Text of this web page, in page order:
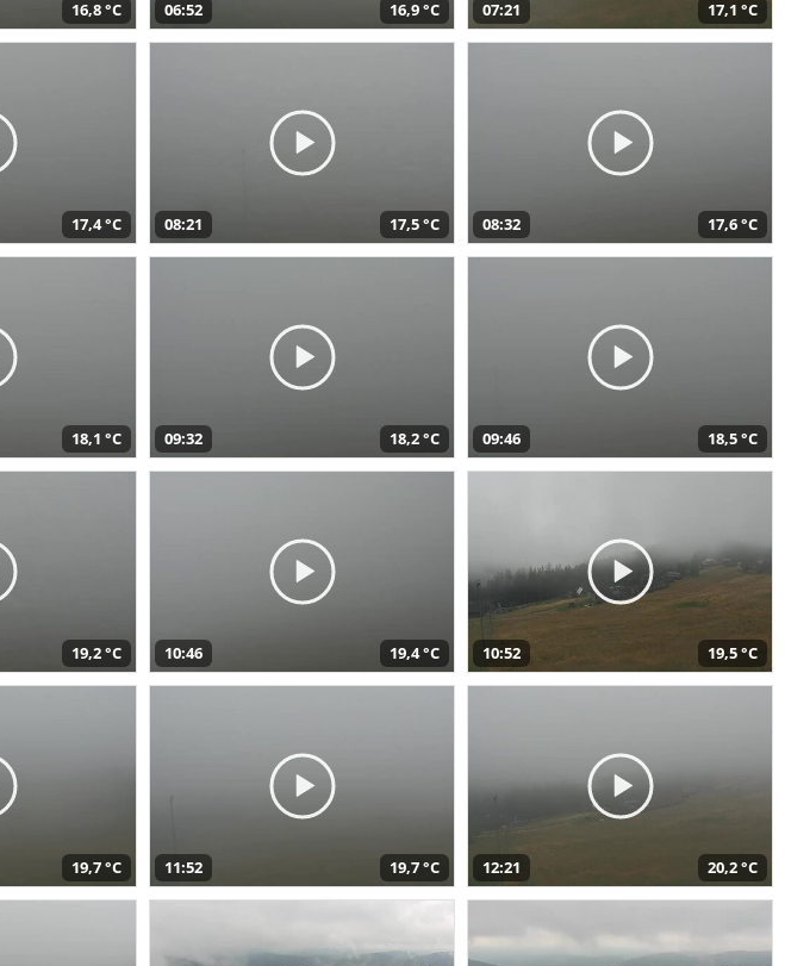
16,8 °C 06:52 16,9 °C 07:21 17,1 °C
17,4 °C 08:21 17,5 °C 08:32 17,6 °C
18,1 °C 09:32 18,2 °C 09:46 18,5 °C
19,2 °C 10:46 19,4 °C 10:52 19,5 °C
19,7 °C 11:52 19,7 °C 12:21 20,2 °C